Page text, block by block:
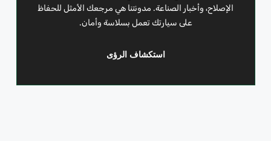
الإصلاح، وأخبار الصناعة. مدونتنا هي مرجعك الأمثل للحفاظ
على سيارتك تعمل بسلاسة وأمان.
استكشاف الرؤى